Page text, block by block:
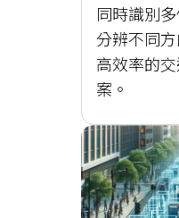
同時識別
分辨不同
高效率的
案。